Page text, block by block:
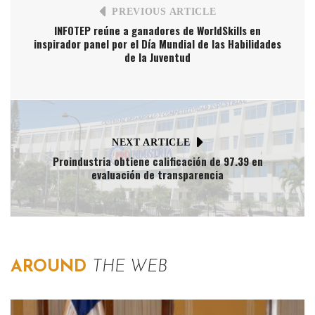
PREVIOUS ARTICLE
INFOTEP reúne a ganadores de WorldSkills en
inspirador panel por el Día Mundial de las Habilidades
de la Juventud
NEXT ARTICLE
Proindustria obtiene calificación de 97.39 en
evaluación de transparencia
AROUND THE WEB